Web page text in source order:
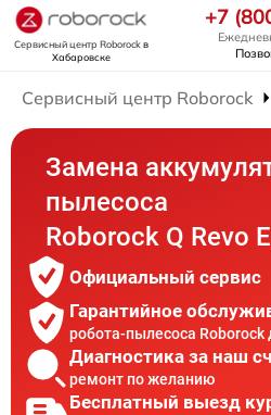
Сервисный центр Roborockв
Хабаровске
+7
Сервисный центр Roborock
Замена
пылесоса
Roborock Q Revo
Официальный сервис
Гарантийное
робота-пылесоса Roborock
Диагностика за наш
ремонт по желанию
Бесплатный выезд